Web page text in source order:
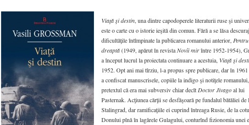
Viaţă şi destin, una dintre capodoperele literaturii ruse şi
este o carte cu o istorie ieşită din comun. Fără a se lăsa
dificultăţile întîmpinate la publicarea romanului anterior,
dreaptă(1949, apărut în revistaNovîi mirîntre 1952-1954),
a început lucrul la proiectata continuare a acestuia, Viaţă şi
1952. Opt ani mai tîrziu, l-a propus spre publicare, dar în
a confiscat manuscrisele, copiile la indigo şi notiţele
pretextul că era mai subversiv chiar decît Doctor Jivagoal lui
Pasternak. Acţiunea cărţii se desfăşoară pe fundalul bătăliei de
Stalingrad, dar ramificaţiile ei cuprind întreaga Rusie, de la
Donului pînă în lagărele Gulagului, conturînd fizionomia unei